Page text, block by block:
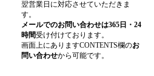
翌営業日に対応させていただきま
す。
メールでのお問い合わせは365日・24
時間受け付けております。
画面上にありますCONTENTS欄のお
問い合わせから可能です。